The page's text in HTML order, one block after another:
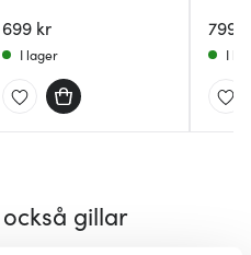
699 kr
I lager
799
I
gillar